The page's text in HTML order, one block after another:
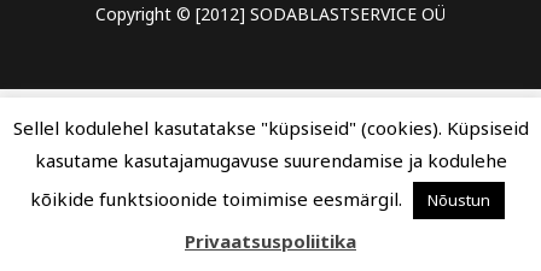
Copyright © [2012] SODABLASTSERVICE OÜ
Sellel kodulehel kasutatakse "küpsiseid" (cookies). Küpsiseid
kasutame kasutajamugavuse suurendamise ja kodulehe
kõikide funktsioonide toimimise eesmärgil.
Nõustun
Privaatsuspoliitika